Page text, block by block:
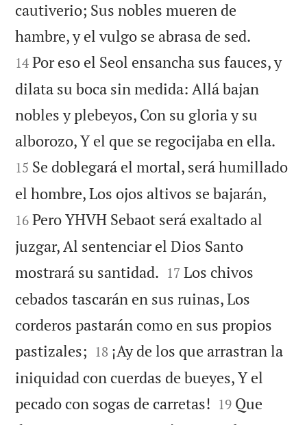
cautiverio; Sus nobles mueren de
hambre, y el vulgo se abrasa de sed.
14 Por eso el Seol ensancha sus fauces, y
dilata su boca sin medida: Allá bajan
nobles y plebeyos, Con su gloria y su
alborozo, Y el que se regocijaba en ella.
15 Se doblegará el mortal, será humillado
el hombre, Los ojos altivos se bajarán,
16 Pero YHVH Sebaot será exaltado al
juzgar, Al sentenciar el Dios Santo
mostrará su santidad. 

17 Los chivos
cebados tascarán en sus ruinas, Los
corderos pastarán como en sus propios
pastizales; 

18 ¡Ay de los que arrastran la
iniquidad con cuerdas de bueyes, Y el
pecado con sogas de carretas! 

19 Que